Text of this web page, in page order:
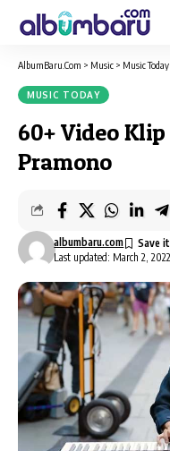
AlbumBaru.Com > Music > Music Today
MUSIC TODAY
60+ Video
Pramono
Last updated: March 2,
albumbaru.com